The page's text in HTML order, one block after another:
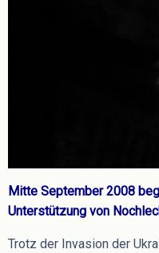
Mitte September 2008
Unterstützung von
Trotz der Invasion der